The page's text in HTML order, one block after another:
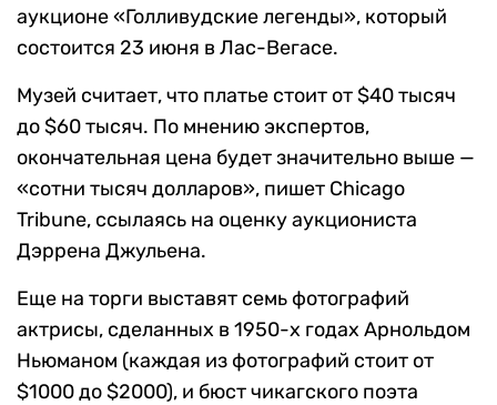
аукционе «Голливудские легенды», который
состоится 23 июня в Лас-Вегасе.
Музей считает, что платье стоит от $40 тысяч
до $60 тысяч. По мнению экспертов,
окончательная цена будет значительно выше —
«сотни тысяч долларов», пишет Chicago
Tribune, ссылаясь на оценку аукциониста
Дэррена Джульена.
Еще на торги выставят семь фотографий
актрисы, сделанных в 1950-х годах Арнольдом
Ньюманом (каждая из фотографий стоит от
$1000 до $2000), и бюст чикагского поэта